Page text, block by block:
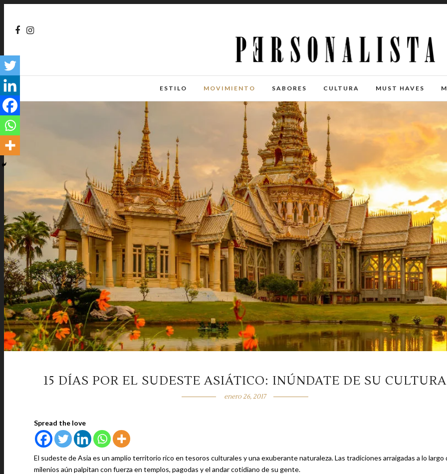
ESTILO MOVIMIENTO SABORES CULTURA MUST HAVES
15 DÍAS POR EL SUDESTE ASIÁTICO: INÚNDATE DE SU CULTURA
enero 26, 2017
Spread the love
El sudeste de Asia es un amplio territorio rico en tesoros culturales y una exuberante naturaleza. Las tradiciones arraigadas a lo largo
milenios aún palpitan con fuerza en templos, pagodas y el andar cotidiano de su gente.